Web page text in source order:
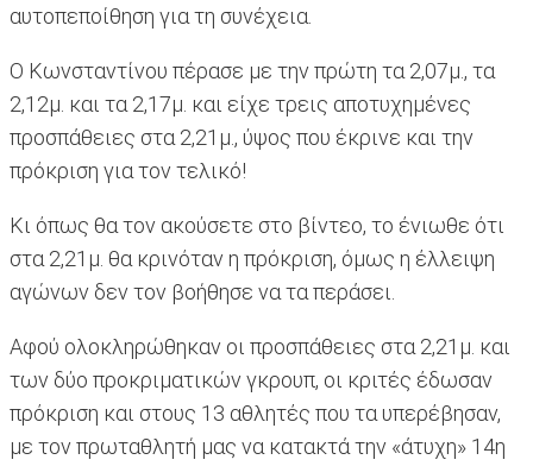
αυτοπεποίθηση για τη συνέχεια.
Ο Κωνσταντίνου πέρασε με την πρώτη τα 2,07μ., τα
2,12μ. και τα 2,17μ. και είχε τρεις αποτυχημένες
προσπάθειες στα 2,21μ., ύψος που έκρινε και την
πρόκριση για τον τελικό!
Κι όπως θα τον ακούσετε στο βίντεο, το ένιωθε ότι
στα 2,21μ. θα κρινόταν η πρόκριση, όμως η έλλειψη
αγώνων δεν τον βοήθησε να τα περάσει.
Αφού ολοκληρώθηκαν οι προσπάθειες στα 2,21μ. και
των δύο προκριματικών γκρουπ, οι κριτές έδωσαν
πρόκριση και στους 13 αθλητές που τα υπερέβησαν,
με τον πρωταθλητή μας να κατακτά την «άτυχη» 14η